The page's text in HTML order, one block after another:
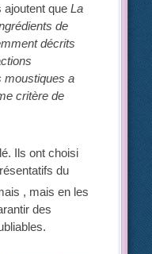
ajoutent queLa
de
décrits
moustiques a
critère de
Ils ont choisi
du
, mais en les
des